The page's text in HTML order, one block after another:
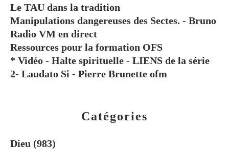
Catégories
Dieu (983)
Le TAU dans la tradition
Manipulations dangereuses des Sectes. - Bruno
Radio VM en direct
Ressources pour la formation OFS
* Vidéo - Halte spirituelle - LIENS de la série
2- Laudato Si - Pierre Brunette ofm